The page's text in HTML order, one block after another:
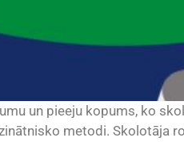
un pieeju kopums, ko
metodi. Skolotāja